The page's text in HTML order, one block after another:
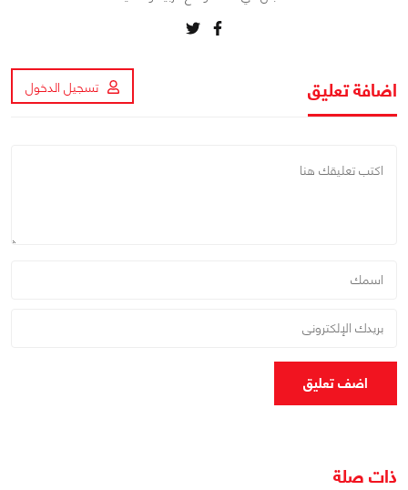
اضافة تعليق تسجيل الدخول
اضف تعليق
ذات صلة